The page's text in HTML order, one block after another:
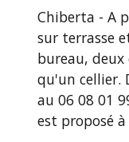
Chiberta - A
sur terrasse
bureau,
qu'un cellier.
au 06 08 01
est proposé